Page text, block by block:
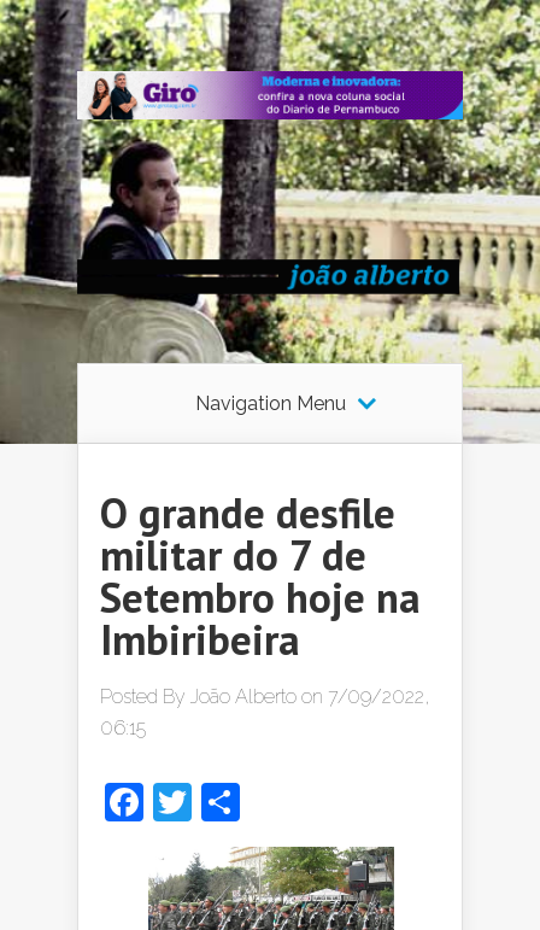
Navigation Menu
O grande desfile
militar do 7 de
Setembro hoje na
Imbiribeira
Posted By João Alberto on 7/09/2022,
06:15
Facebook
Twitter